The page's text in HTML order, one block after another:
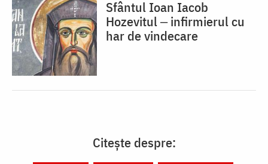
Sfântul Ioan Iacob
Hozevitul ‒ infirmierul cu
har de vindecare
Citește despre: